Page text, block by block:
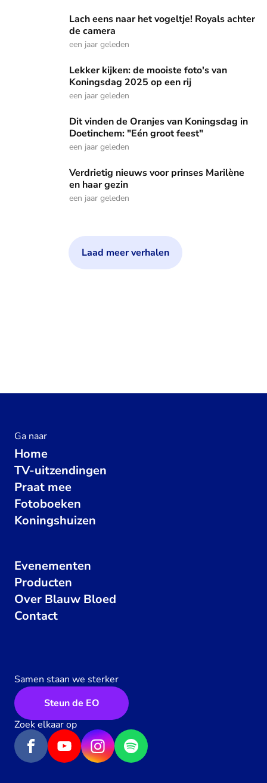
Lach eens naar het vogeltje! Royals achter de camera
Lach eens naar het vogeltje! Royals achter
de camera
een jaar geleden
Lekker kijken: de mooiste foto's van Koningsdag 2025 op
Lekker kijken: de mooiste foto's van
Koningsdag 2025 op een rij
een jaar geleden
Dit vinden de Oranjes van Koningsdag in Doetinchem:
Dit vinden de Oranjes van Koningsdag in
Doetinchem: "Eén groot feest"
een jaar geleden
Verdrietig nieuws voor prinses Marilène en haar gezin
Verdrietig nieuws voor prinses Marilène
en haar gezin
een jaar geleden
Laad meer verhalen
Ga naar
Home
TV-uitzendingen
Praat mee
Fotoboeken
Koningshuizen
Evenementen
Producten
Over Blauw Bloed
Contact
Samen staan we sterker
Steun de EO
Zoek elkaar op